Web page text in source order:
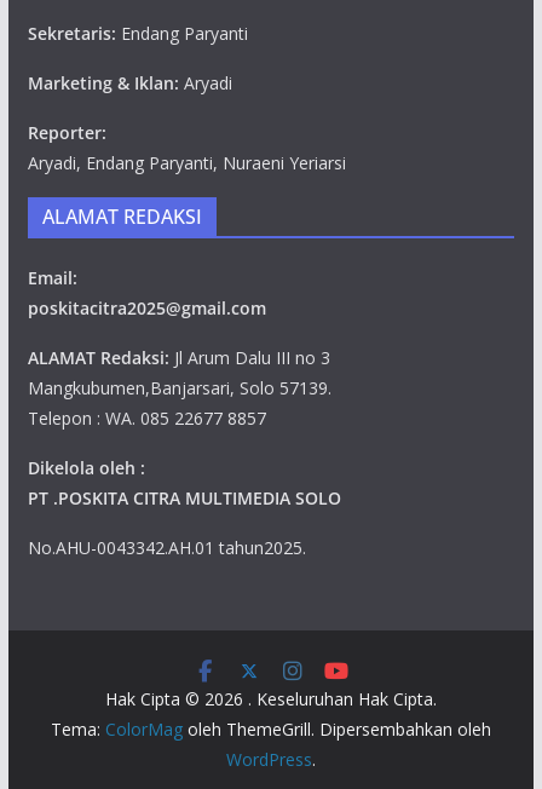
Sekretaris: Endang Paryanti
Marketing & Iklan: Aryadi
Reporter:
Aryadi, Endang Paryanti, Nuraeni Yeriarsi
ALAMAT REDAKSI
Email:
poskitacitra2025@gmail.com
ALAMAT Redaksi: Jl Arum Dalu III no 3
Mangkubumen,Banjarsari, Solo 57139.
Telepon : WA. 085 22677 8857
Dikelola oleh :
PT .POSKITA CITRA MULTIMEDIA SOLO
No.AHU-0043342.AH.01 tahun2025.
Hak Cipta © 2026 . Keseluruhan Hak Cipta.
Tema: ColorMagoleh ThemeGrill. Dipersembahkan oleh
WordPress.